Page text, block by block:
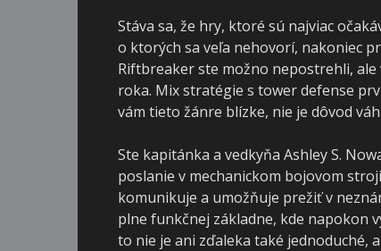
Stáva sa, že hry, ktoré sú najviac
o ktorých sa veľa nehovorí, nakoniec
Riftbreaker ste možno nepostrehli,
roka. Mix stratégie s tower defense
vám tieto žánre blízke, nie je dôvod
Ste kapitánka a vedkyňa Ashley S.
poslanie v mechanickom bojovom
komunikuje a umožňuje prežiť v
plne funkčnej základne, kde napokon
to nie je ani zďaleka také jednoduché,